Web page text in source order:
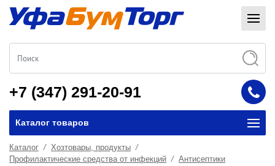
+7 (347) 291-20-91
Каталог товаров
Каталог
Хозтовары, продукты
Профилактические средства от инфекций
Антисептики